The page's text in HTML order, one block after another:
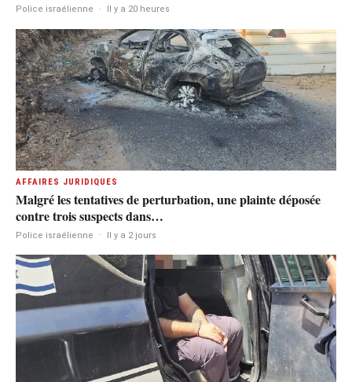
Police israélienne · Il y a 20 heures
AFFAIRES JURIDIQUES
Malgré les tentatives de perturbation, une plainte déposée
contre trois suspects dans…
Police israélienne · Il y a 2 jours